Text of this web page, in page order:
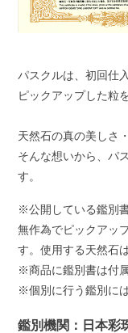
パスクルは、初回仕
ピックアップした粒
天然石の真の美しさ
そんな想いから、パ
す。
※公開している鑑別
無作為でピックアッ
す。使用する天然石
※商品に鑑別書は付
※個別に行う鑑別に
鑑別機関：日本彩